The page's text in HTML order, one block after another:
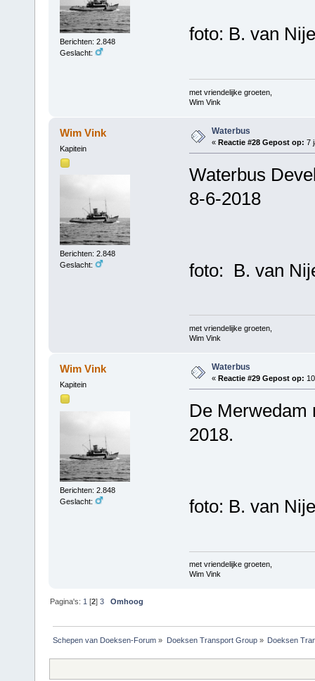
Berichten: 2.848
Geslacht:
foto: B. van
met vriendelijke groeten,
Wim Vink
Wim Vink
Kapitein
Berichten: 2.848
Geslacht:
Waterbus
« Reactie #28 Gepost op: 7
Waterbus
8-6-2018
foto: B. van
met vriendelijke groeten,
Wim Vink
Wim Vink
Kapitein
Berichten: 2.848
Geslacht:
Waterbus
« Reactie #29 Gepost op:
De Merwedam
2018.
foto: B. van
met vriendelijke groeten,
Wim Vink
Pagina's: 1 [2]3 Omhoog
Schepen van Doeksen-Forum » Doeksen Transport Group» Doeksen